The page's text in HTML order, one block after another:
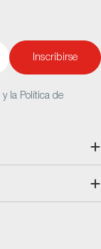
Inscribirse
la Política de